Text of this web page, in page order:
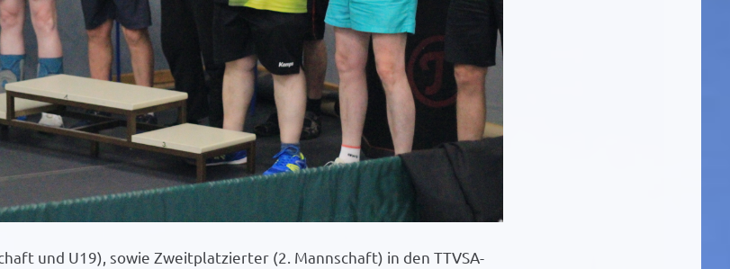
und U19), sowie Zweitplatzierter (2. Mannschaft) in den TTVSA-